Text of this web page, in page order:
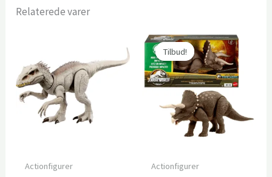
Relaterede varer
Actionfigurer
Tilbud!
Tilbud!
Actionfigurer